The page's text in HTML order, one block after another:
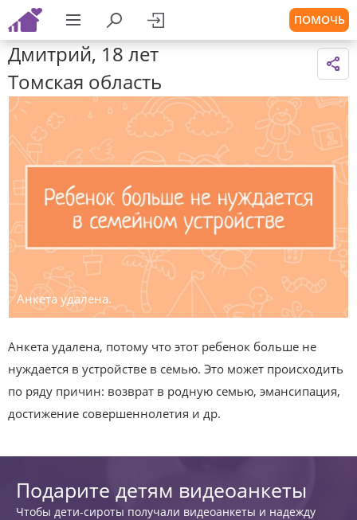
ПОМОЧЬ
Дмитрий, 18 лет
Томская область
Анкета удалена.
Анкета удалена, потому что этот ребенок больше не
нуждается в устройстве в семью. Это может происходить
по ряду причин: возврат в родную семью, эмансипация,
достижение совершеннолетия и др.
Подарите детям видеоанкеты
Чтобы дети-сироты получали видеоанкеты и надежду